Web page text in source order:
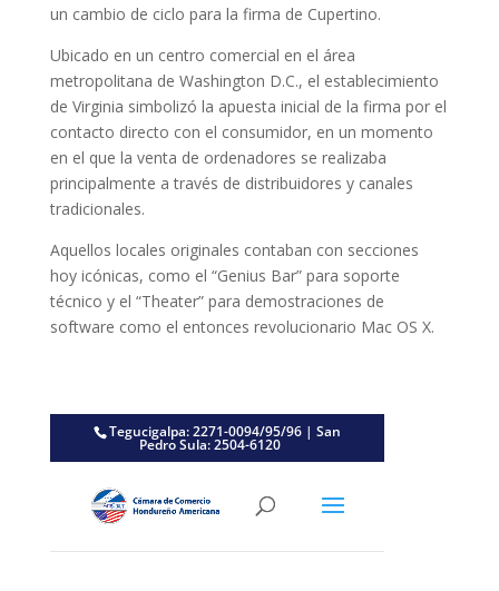
un cambio de ciclo para la firma de Cupertino.
Ubicado en un centro comercial en el área
metropolitana de Washington D.C., el establecimiento
de Virginia simbolizó la apuesta inicial de la firma por el
contacto directo con el consumidor, en un momento
en el que la venta de ordenadores se realizaba
principalmente a través de distribuidores y canales
tradicionales.
Aquellos locales originales contaban con secciones
hoy icónicas, como el “Genius Bar” para soporte
técnico y el “Theater” para demostraciones de
software como el entonces revolucionario Mac OS X.